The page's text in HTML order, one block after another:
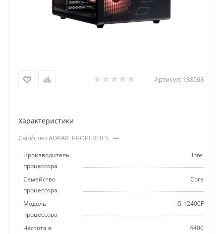
Артикул: 138598
Характеристики
Свойство ADPAR_PROPERTIES —
Производитель
процессора
Intel
Семейство
процессора
Core
Модель
процессора
i5-12400F
Частота в
4400